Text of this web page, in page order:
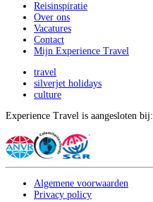
Reisinspiratie
Over ons
Vacatures
Contact
Mijn Experience Travel
travel
silverjet holidays
culture
Experience Travel is aangesloten bij:
Algemene voorwaarden
Privacy policy